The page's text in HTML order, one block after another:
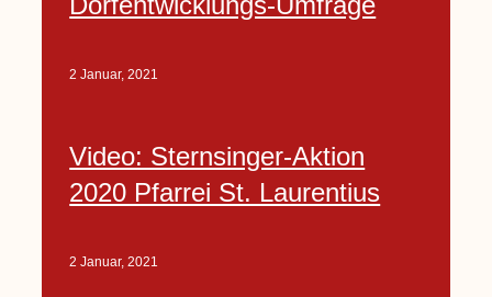
2 Januar, 2021
Video: Sternsinger-Aktion
2020 Pfarrei St. Laurentius
2 Januar, 2021